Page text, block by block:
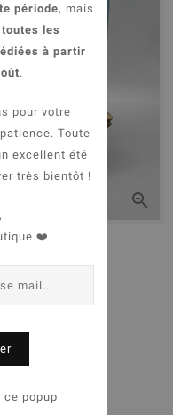

période, mais
toutes les
à partir
.
pour votre
Toute
excellent été
très bientôt !
❤️
popup